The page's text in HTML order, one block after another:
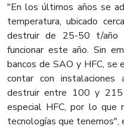
"En los últimos años se
temperatura, ubicado
destruir de 25-50 t/año
funcionar este año. Sin
bancos de SAO y HFC, se
contar con instalaciones
destruir entre 100 y 215
especial HFC, por lo que
tecnologías que tenemos",